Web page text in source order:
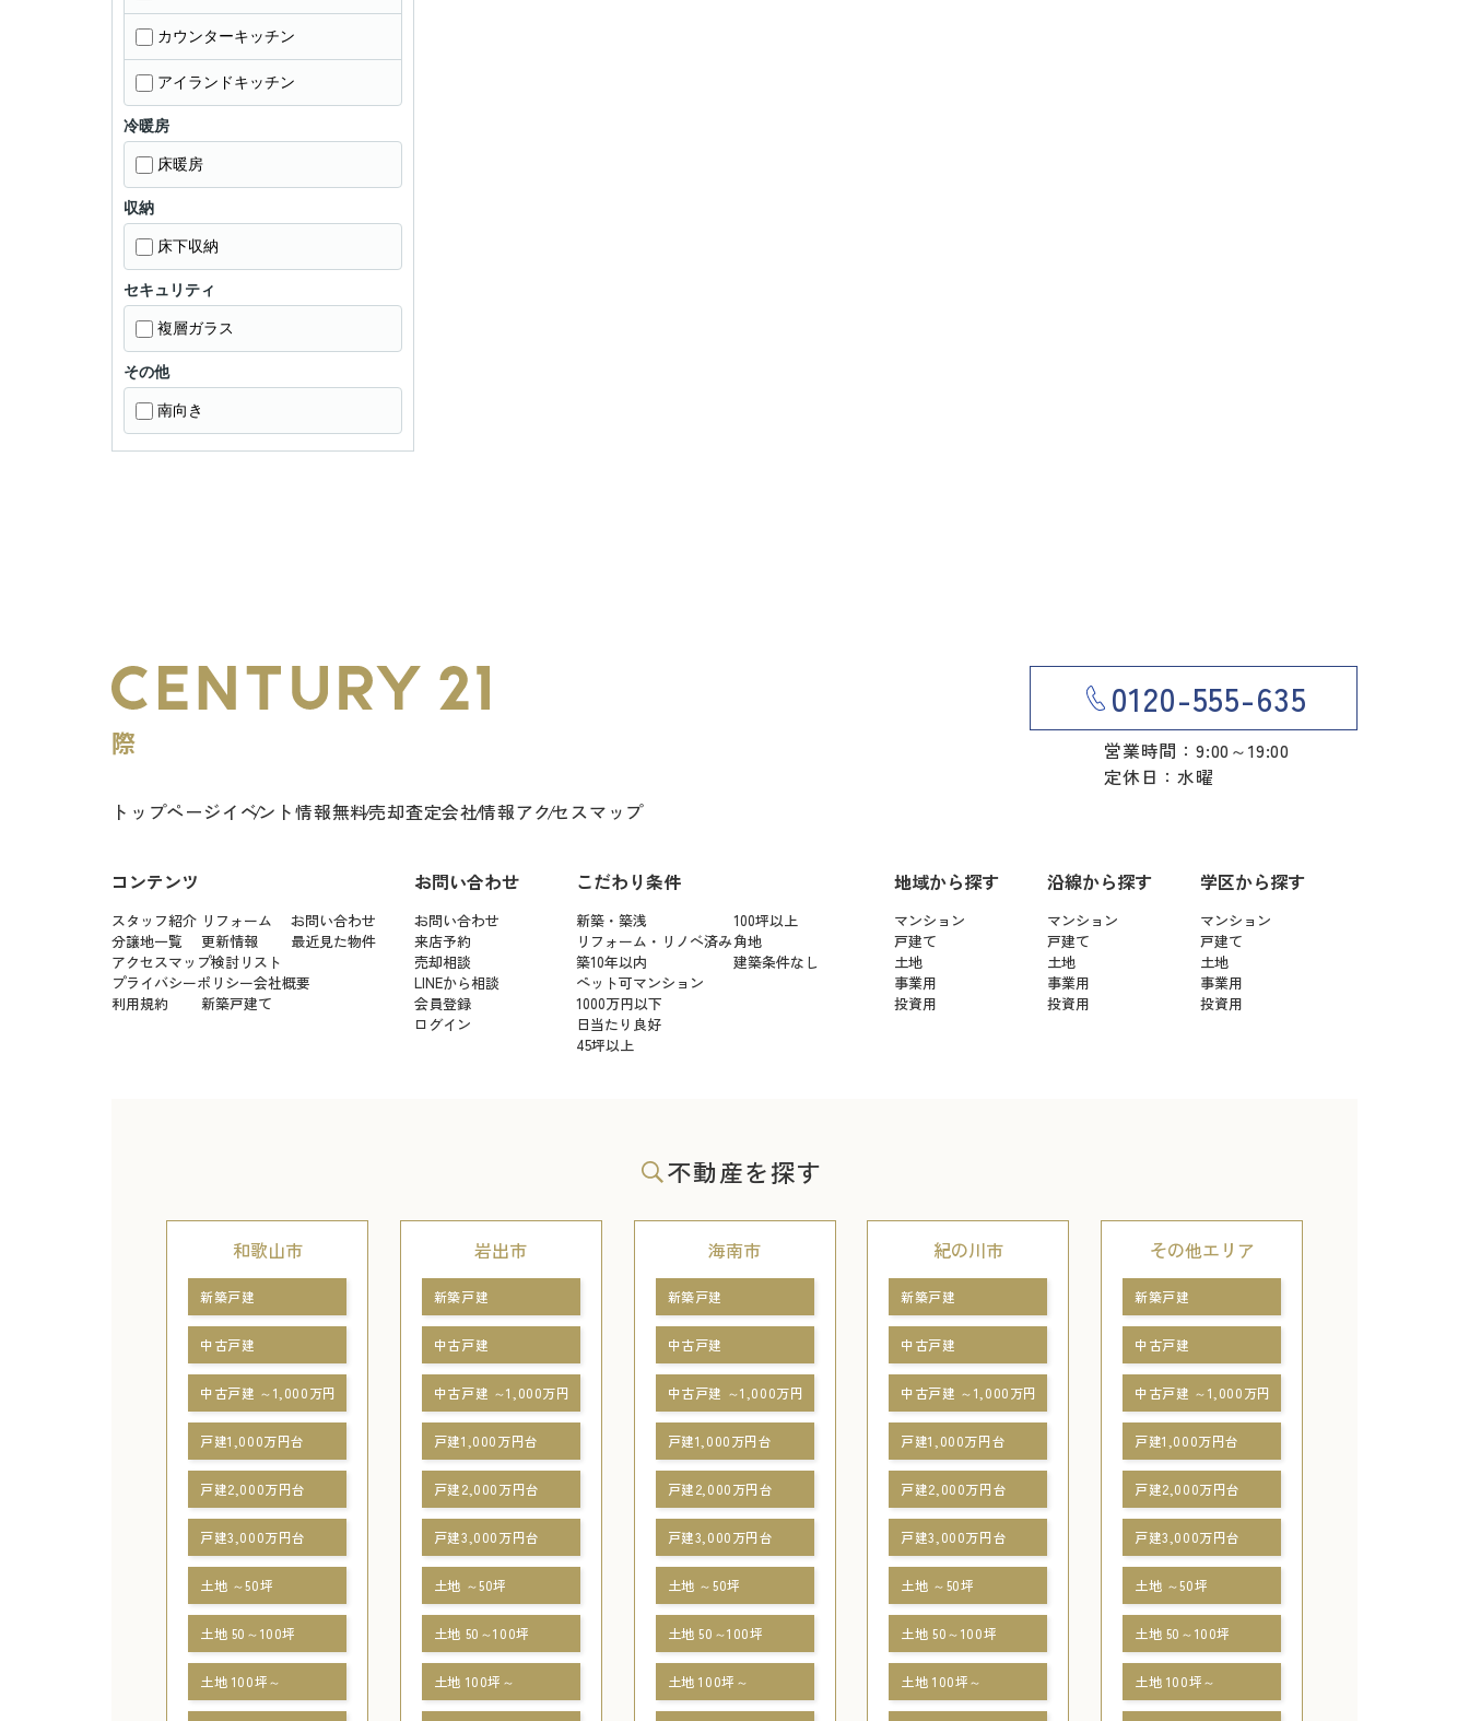
カウンターキッチン
アイランドキッチン
冷暖房
床暖房
収納
床下収納
セキュリティ
複層ガラス
その他
南向き
トップページイベント情報無料売却査定会社情報アクセスマップ
0120-555-635
営業時間：9:00～19:00
定休日：水曜
コンテンツ
スタッフ紹介 リフォーム
お問い合わせ
分譲地一覧
更新情報
最近見た物件
アクセスマップ検討リスト
プライバシーポリシー会社概要
利用規約
新築戸建て
お問い合わせ
お問い合わせ
来店予約
売却相談
LINEから相談
会員登録
ログイン
こだわり条件
新築・築浅
100坪以上
リフォーム・リノベ済み角地
築10年以内
建築条件なし
ペット可マンション
1000万円以下
日当たり良好
45坪以上
地域から探す
マンション
戸建て
土地
事業用
投資用
沿線から探す
マンション
戸建て
土地
事業用
投資用
学区から探す
マンション
戸建て
土地
事業用
投資用
不動産を探す
和歌山市
新築戸建
中古戸建
中古戸建 ～1,000万円
戸建1,000万円台
戸建2,000万円台
戸建3,000万円台
土地 ～50坪
土地 50～100坪
土地 100坪～
岩出市
新築戸建
中古戸建
中古戸建 ～1,000万円
戸建1,000万円台
戸建2,000万円台
戸建3,000万円台
土地 ～50坪
土地 50～100坪
土地 100坪～
海南市
新築戸建
中古戸建
中古戸建 ～1,000万円
戸建1,000万円台
戸建2,000万円台
戸建3,000万円台
土地 ～50坪
土地 50～100坪
土地 100坪～
紀の川市
新築戸建
中古戸建
中古戸建 ～1,000万円
戸建1,000万円台
戸建2,000万円台
戸建3,000万円台
土地 ～50坪
土地 50～100坪
土地 100坪～
その他エリア
新築戸建
中古戸建
中古戸建 ～1,000万円
戸建1,000万円台
戸建2,000万円台
戸建3,000万円台
土地 ～50坪
土地 50～100坪
土地 100坪～